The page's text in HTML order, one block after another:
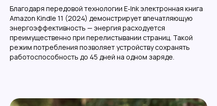
Благодаря передовой технологии E‑Ink электронная книга
Amazon Kindle 11 (2024) демонстрирует впечатляющую
энергоэффективность — энергия расходуется
преимущественно при перелистывании страниц. Такой
режим потребления позволяет устройству сохранять
работоспособность до 45 дней на одном заряде.